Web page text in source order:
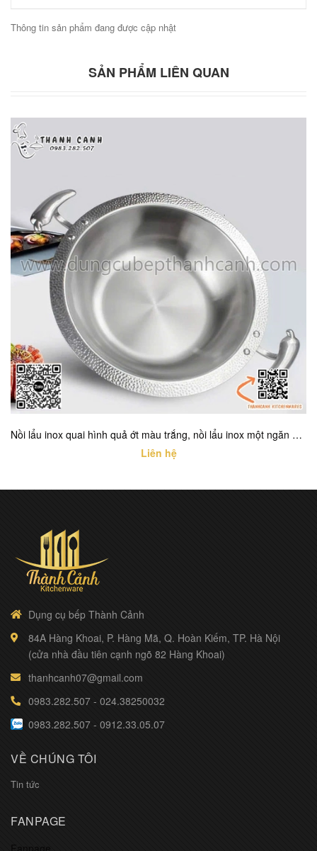
Thông tin sản phẩm đang được cập nhật
SẢN PHẨM LIÊN QUAN
Nồi lẩu inox quai hình quả ớt màu trắng, nồi lẩu inox một ngăn cao cấp với nhiều kích thước khác nhau
Liên hệ
Dụng cụ bếp Thành Cảnh
84A Hàng Khoai, P. Hàng Mã, Q. Hoàn Kiếm, TP. Hà Nội
(cửa nhà đầu tiên cạnh ngõ 82 Hàng Khoai)
thanhcanh07@gmail.com
0983.282.507 - 024.38250032
0983.282.507 - 0912.33.05.07
VỀ CHÚNG TÔI
Tin tức
FANPAGE